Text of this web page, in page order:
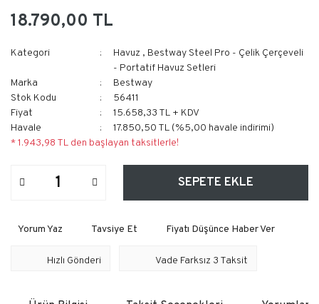
18.790,00 TL
Kategori Havuz , Bestway Steel Pro - Çelik Çerçeveli
- Portatif Havuz Setleri
Marka
Bestway
Stok Kodu
56411
Fiyat
15.658,33 TL + KDV
Havale
17.850,50 TL (%5,00 havale indirimi)
* 1.943,98 TL den başlayan taksitlerle!
SEPETE EKLE
Yorum Yaz Tavsiye Et Fiyatı Düşünce Haber Ver
Hızlı Gönderi Vade Farksız 3 Taksit